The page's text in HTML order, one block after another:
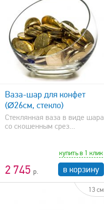
Ваза-шар для конфет
(Ø26см, стекло)
Стеклянная ваза в виде шара
со скошенным срез...
2 745
купить в 1 клик
в корзину
быстрый просмотр
13 см